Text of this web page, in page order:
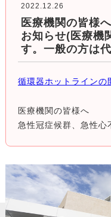
2022.12.26
医療機関の皆様
お知らせ(医療機
す。一般の方は
循環器ホットラインの
医療機関の皆様へ
急性冠症候群、急性心
循環器科の医師に直接
緊急心臓カテーテル
管インターベンショ
ます。